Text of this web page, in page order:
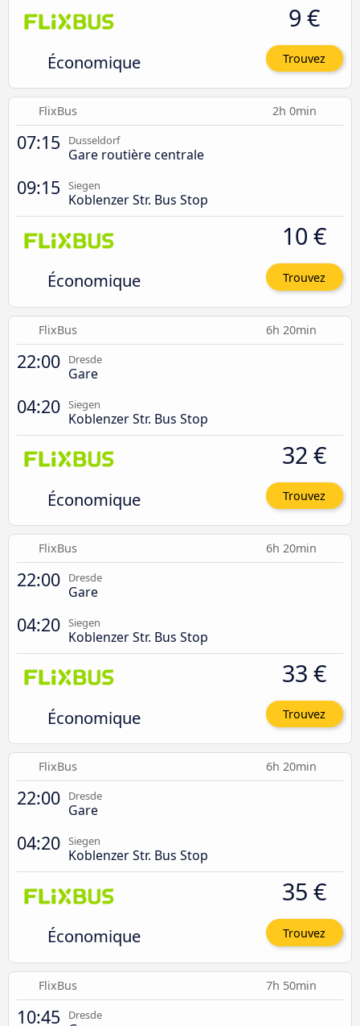
Économique
9 €
Trouvez
FlixBus 2h 0min
07:15 Dusseldorf
Gare routière centrale
09:15 Siegen
Koblenzer Str. Bus Stop
Économique
10 €
Trouvez
FlixBus 6h 20min
22:00 Dresde
Gare
04:20 Siegen
Koblenzer Str. Bus Stop
Économique
32 €
Trouvez
FlixBus 6h 20min
22:00 Dresde
Gare
04:20 Siegen
Koblenzer Str. Bus Stop
Économique
33 €
Trouvez
FlixBus 6h 20min
22:00 Dresde
Gare
04:20 Siegen
Koblenzer Str. Bus Stop
Économique
35 €
Trouvez
FlixBus 7h 50min
10:45 Dresde